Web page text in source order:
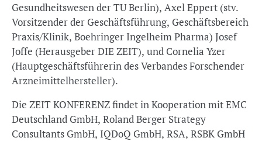
Gesundheitswesen der TU Berlin), Axel Eppert (stv.
Vorsitzender der Geschäftsführung, Geschäftsbereich
Praxis/Klinik, Boehringer Ingelheim Pharma) Josef
Joffe (Herausgeber DIE ZEIT), und Cornelia Yzer
(Hauptgeschäftsführerin des Verbandes Forschender
Arzneimittelhersteller).
Die ZEIT KONFERENZ findet in Kooperation mit EMC
Deutschland GmbH, Roland Berger Strategy
Consultants GmbH, IQDoQ GmbH, RSA, RSBK GmbH